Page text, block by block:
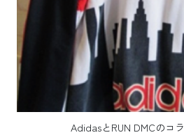
AdidasとRUN DMCのコ